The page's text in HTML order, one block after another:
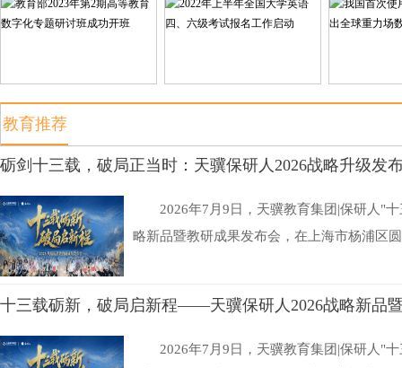
孕育的革命文化和社会主义...
教育推荐
砺剑十三载，破局正当时：天骥保研人2026战略升级发
2026年7月9日，天骥教育集团|保研人"
略新品暨教研成果发布会，在上海市杨浦区
十三载砺新，破局启新程——天骥保研人2026战略新品
2026年7月9日，天骥教育集团|保研人"